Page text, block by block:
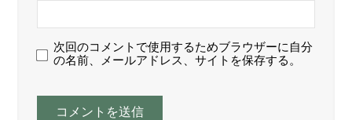
次回のコメントで使用するためブラウザーに自分
の名前、メールアドレス、サイトを保存する。